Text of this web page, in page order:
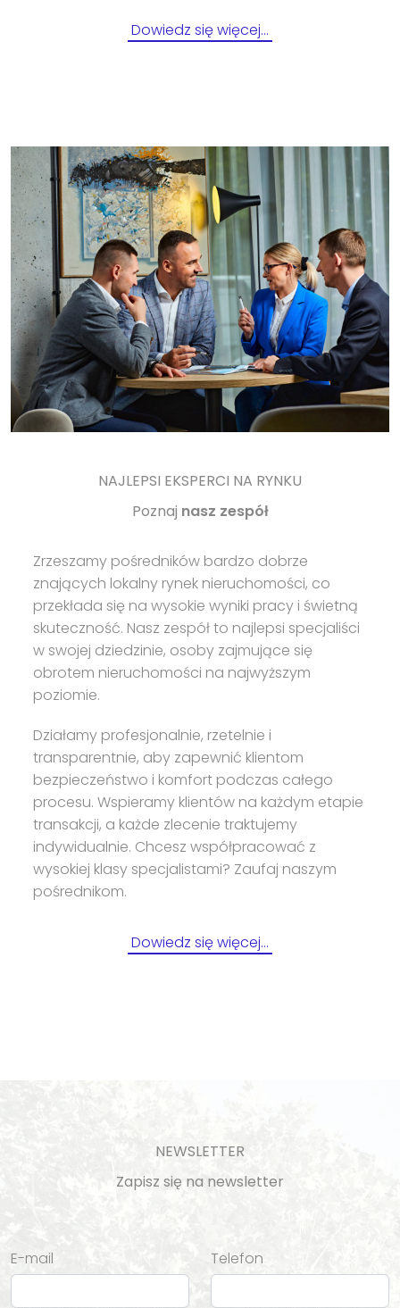
Dowiedz się więcej…
NAJLEPSI EKSPERCI NA RYNKU
Poznaj nasz zespół
Zrzeszamy pośredników bardzo dobrze
znających lokalny rynek nieruchomości, co
przekłada się na wysokie wyniki pracy i świetną
skuteczność. Nasz zespół to najlepsi specjaliści
w swojej dziedzinie, osoby zajmujące się
obrotem nieruchomości na najwyższym
poziomie.
Działamy profesjonalnie, rzetelnie i
transparentnie, aby zapewnić klientom
bezpieczeństwo i komfort podczas całego
procesu. Wspieramy klientów na każdym etapie
transakcji, a każde zlecenie traktujemy
indywidualnie. Chcesz współpracować z
wysokiej klasy specjalistami? Zaufaj naszym
pośrednikom.
Dowiedz się więcej…
NEWSLETTER
Zapisz się na newsletter
E-mail Telefon